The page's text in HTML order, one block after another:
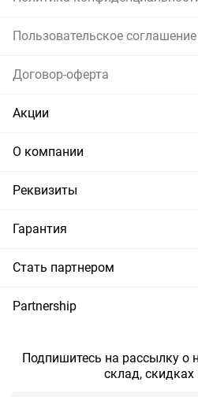
Пользовательское соглашение
Договор-оферта
Акции
О компании
Реквизиты
Гарантия
Стать партнером
Partnership
Подпишитесь на рассылку о
склад, скидках